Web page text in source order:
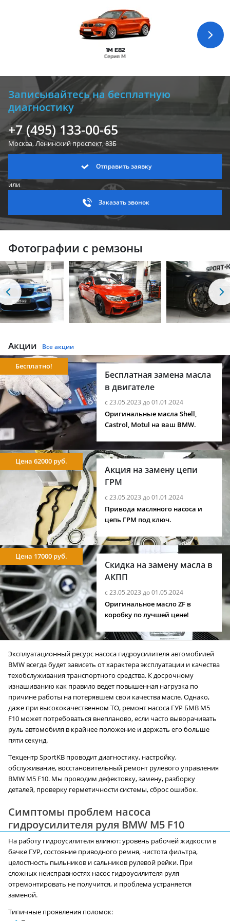
1M E82
Серия M
Записывайтесь на бесплатную
диагностику
+7 (495) 133-00-65
Москва, Ленинскийпроспект, 83Б
Отправить заявку
или
Заказать звонок
Фотографии с ремзоны
Акции Все акции
Бесплатная замена масла
в двигателе
с 23.05.2023 до 01.01.2024
Бесплатно!
Оригинальные масла Shell,
Castrol, Motul на ваш BMW.
Акция на замену цепи
ГРМ
с 23.05.2023 до 01.01.2024
Цена 62000 руб.
Привода масляного насоса и
цепь ГРМ под ключ.
Скидка на замену масла в
АКПП
с 23.05.2023 до 01.05.2024
Цена 17000 руб.
Оригинальное масло ZF в
коробку по лучшей цене!
Эксплуатационный ресурс насоса гидроусилителя автомобилей
BMW всегда будет зависеть от характера эксплуатации и качества
техобслуживания транспортного средства. К досрочному
изнашиванию как правило ведет повышенная нагрузка по
причине работы на потерявшем свои качества масле. Однако,
даже при высококачественном ТО, ремонт насоса ГУР БМВ M5
F10 может потребоваться внепланово, если часто выворачивать
руль автомобиля в крайнее положение и держать его больше
пяти секунд.
Техцентр SportKB проводит диагностику, настройку,
обслуживание, восстановительный ремонт рулевого управления
BMW M5 F10. Мы проводим дефектовку, замену, разборку
деталей, проверку герметичности системы, сброс ошибок.
Симптомы проблем насоса
гидроусилителя руля BMW M5 F10
На работу гидроусилителя влияют: уровень рабочей жидкости в
бачке ГУР, состояние приводного ремня, чистота фильтра,
целостность пыльников и сальников рулевой рейки. При
сложных неисправностях насос гидроусилителя руля
отремонтировать не получится, и проблема устраняется
заменой.
Типичные проявления поломок: